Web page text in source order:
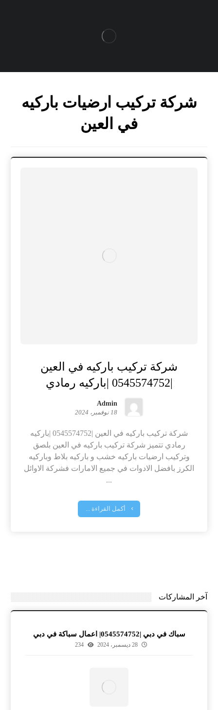
شركة تركيب ارضيات باركيه
في العين
شركة تركيب باركيه في العين
Admin
18 نوفمبر، 2024
شركة تركيب باركيه في العين |0545574752 |باركيه
رمادي تتميز شركة تركيب باركيه في العين بلصق
وتركيب ارضيات باركيه خشب و باركيه بلاط وباركيه
الكرز بافضل الادوات في جميع الامارات فشركة الاوائل
...
أكمل القراءة ...
آخر المشاركات
سباك في دبي |0545574752| اعمال سباكة في دبي
28 ديسمبر، 2024 234